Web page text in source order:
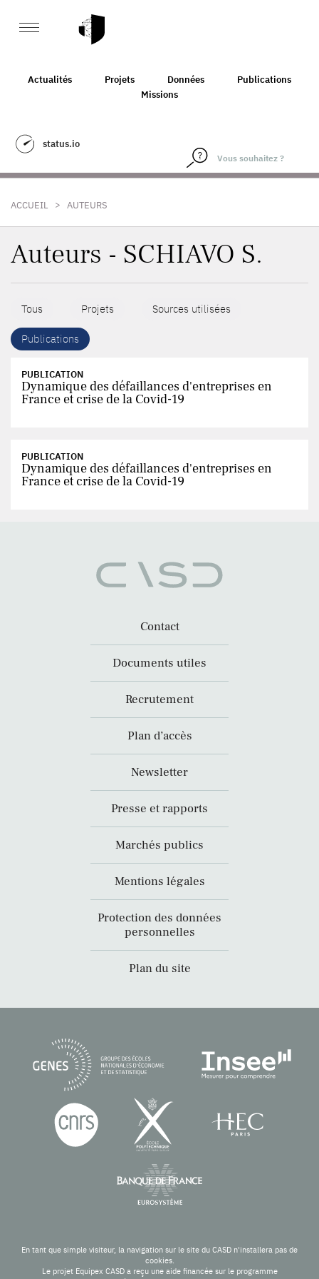
Actualités Projets Données
Publications
Missions
status.io
ACCUEIL > AUTEURS
Auteurs - SCHIAVO S.
Tous Projets Sources utilisées
Publications
PUBLICATION
Dynamique des défaillances d'entreprises en
France et crise de la Covid-19
PUBLICATION
Dynamique des défaillances d'entreprises en
France et crise de la Covid-19
Contact
Documents utiles
Recrutement
Plan d’accès
Newsletter
Presse et rapports
Marchés publics
Mentions légales
Protection des données
personnelles
Plan du site
En tant que simple visiteur, la navigation sur le site du CASD n'installera pas de
cookies.
Le projet Equipex CASD a reçu une aide financée sur le programme